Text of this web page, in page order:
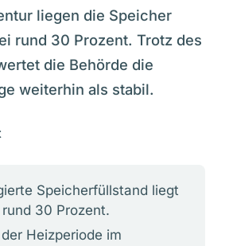
liegen die Speicher
rund 30 Prozent. Trotz des
die Behörde die
weiterhin als stabil.
Speicherfüllstand liegt
30 Prozent.
Heizperiode im